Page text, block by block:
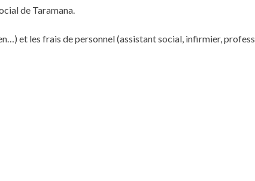
de Taramana.
et les frais de personnel (assistant social, infirmier,